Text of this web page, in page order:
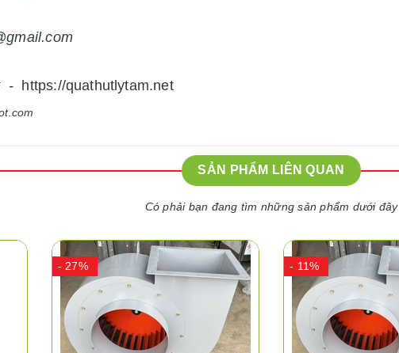
- https://quathutlytam.net
SẢN PHẨM LIÊN QUAN
Có phải bạn đang tìm những sản phẩm dưới đây
- 27% - 11%